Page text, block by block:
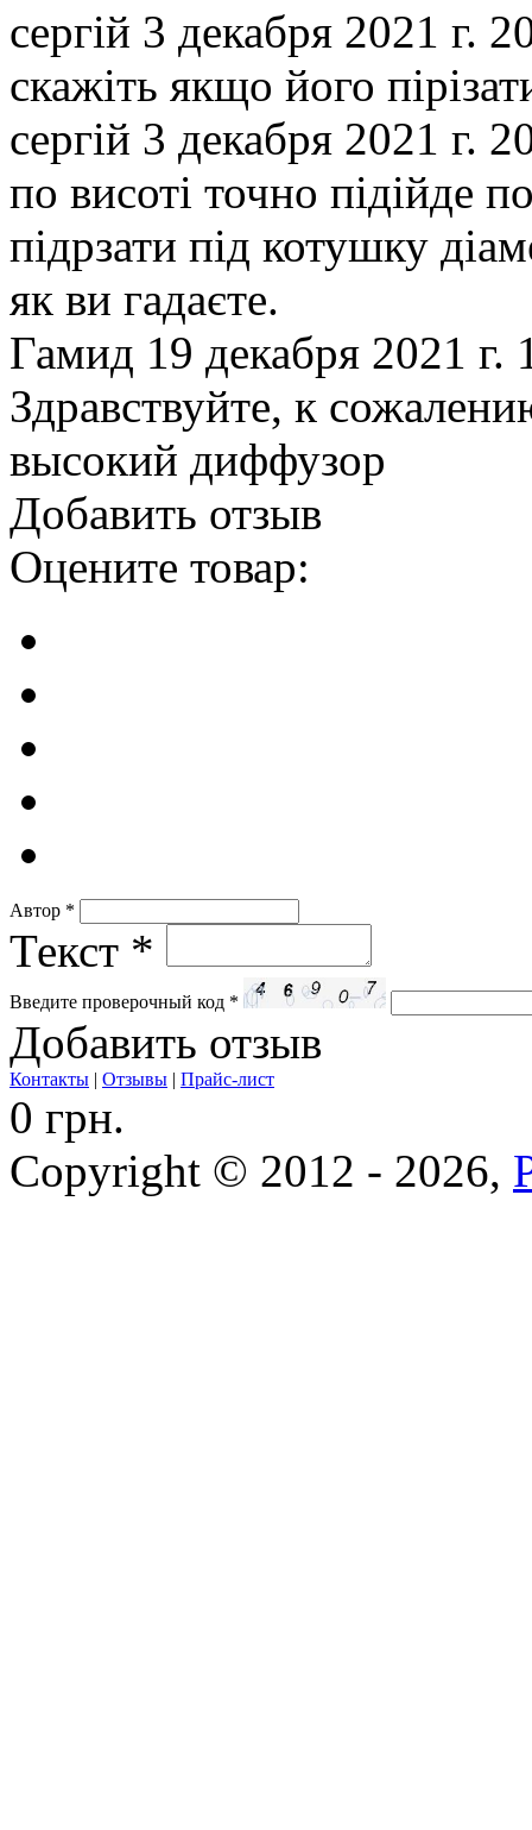
сергій 3 декабря 2021 г.
скажіть якщо його
сергій 3 декабря 2021 г.
по висоті точно підійде
підрзати під котушку
як ви гадаєте.
Гамид 19 декабря 2021 г.
Здравствуйте, к
высокий диффузор
Добавить отзыв
Оцените товар:
Автор *
Текст *
Введите проверочный код *
Добавить отзыв
Контакты | Отзывы | Прайс-лист
0 грн.
Copyright © 2012 - 2026,